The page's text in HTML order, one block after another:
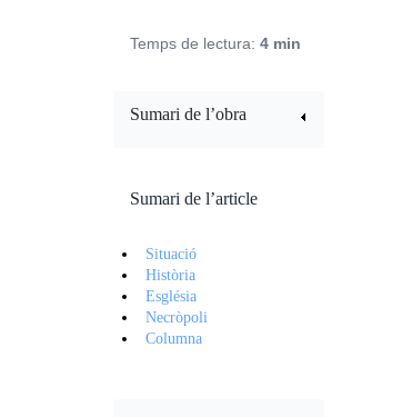
Temps de lectura: 4 min
Sumari de l’obra
Sumari de l’article
Situació
Història
Església
Necròpoli
Columna